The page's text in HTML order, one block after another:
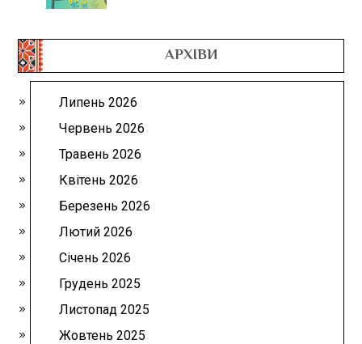
АРХІВИ
Липень 2026
Червень 2026
Травень 2026
Квітень 2026
Березень 2026
Лютий 2026
Січень 2026
Грудень 2025
Листопад 2025
Жовтень 2025